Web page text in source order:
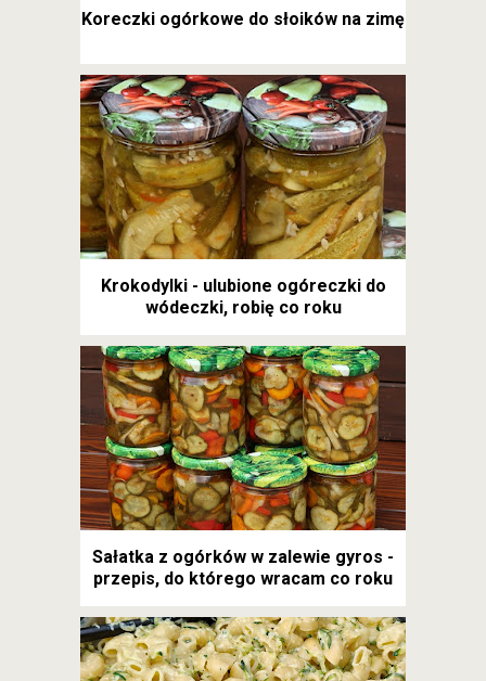
Koreczki ogórkowe do słoików na zimę
Krokodylki - ulubione ogóreczki do
wódeczki, robię co roku
Sałatka z ogórków w zalewie gyros -
przepis, do którego wracam co roku